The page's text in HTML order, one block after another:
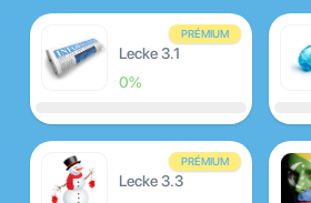
PRÉMIUM
Lecke 3.1
0%
PRÉMIUM
Lecke 3.3